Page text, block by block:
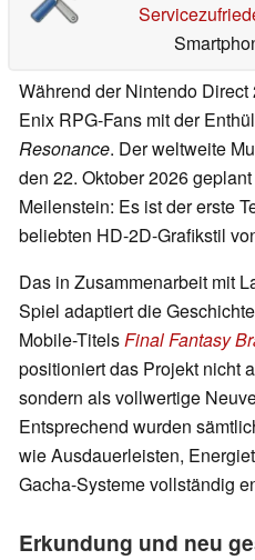
Während der Nintendo
Enix RPG-Fans mit der
Resonance. Der weltweite
den 22. Oktober 2026
Meilenstein: Es ist der erste
beliebten HD-2D-Grafikstil
Das in Zusammenarbeit mit
Spiel adaptiert die
Mobile-TitelsFinal Fantasy
positioniert das Projekt nicht
sondern als vollwertige
Entsprechend wurden
wie Ausdauerleisten,
Gacha-Systeme vollständig
Erkundung und neu